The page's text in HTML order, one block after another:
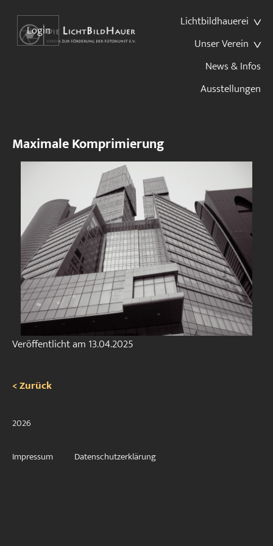
Lichtbildhauerei
Unser Verein
News & Infos
Ausstellungen
Login
Maximale Komprimierung
Veröffentlicht am 13.04.2025
< Zurück
2026
Impressum Datenschutzerklärung